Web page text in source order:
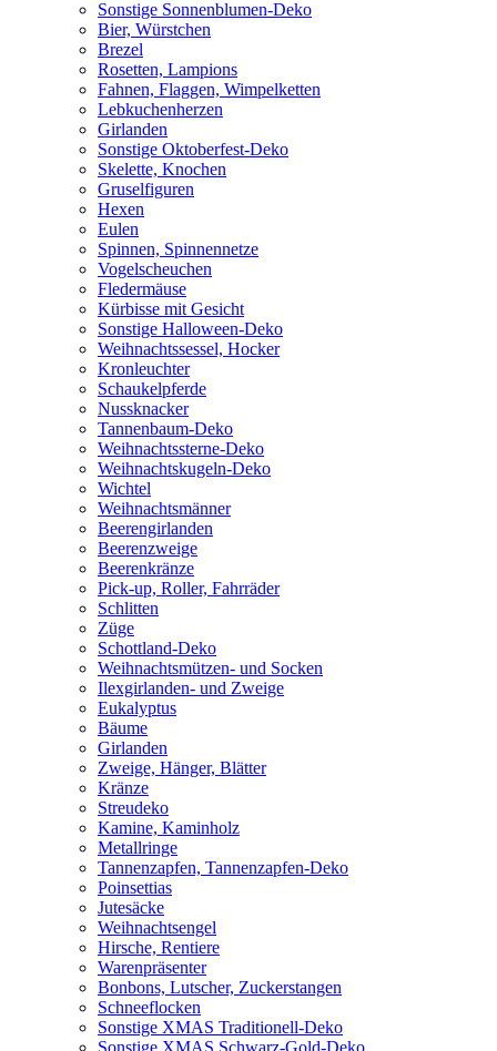
Sonstige Sonnenblumen-Deko
Bier, Würstchen
Brezel
Rosetten, Lampions
Fahnen, Flaggen, Wimpelketten
Lebkuchenherzen
Girlanden
Sonstige Oktoberfest-Deko
Skelette, Knochen
Gruselfiguren
Hexen
Eulen
Spinnen, Spinnennetze
Vogelscheuchen
Fledermäuse
Kürbisse mit Gesicht
Sonstige Halloween-Deko
Weihnachtssessel, Hocker
Kronleuchter
Schaukelpferde
Nussknacker
Tannenbaum-Deko
Weihnachtssterne-Deko
Weihnachtskugeln-Deko
Wichtel
Weihnachtsmänner
Beerengirlanden
Beerenzweige
Beerenkränze
Pick-up, Roller, Fahrräder
Schlitten
Züge
Schottland-Deko
Weihnachtsmützen- und Socken
Ilexgirlanden- und Zweige
Eukalyptus
Bäume
Girlanden
Zweige, Hänger, Blätter
Kränze
Streudeko
Kamine, Kaminholz
Metallringe
Tannenzapfen, Tannenzapfen-Deko
Poinsettias
Jutesäcke
Weihnachtsengel
Hirsche, Rentiere
Warenpräsenter
Bonbons, Lutscher, Zuckerstangen
Schneeflocken
Sonstige XMAS Traditionell-Deko
Sonstige XMAS Schwarz-Gold-Deko